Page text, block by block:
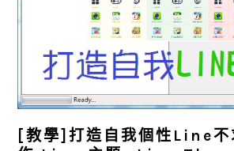
[教學]打造自我個性Line不